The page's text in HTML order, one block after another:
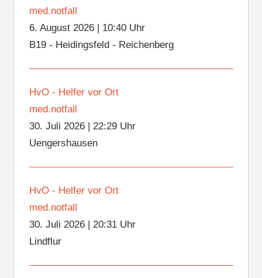
med.notfall
6. August 2026| 10:40 Uhr
B19 - Heidingsfeld - Reichenberg
HvO - Helfer vor Ort
med.notfall
30. Juli 2026| 22:29 Uhr
Uengershausen
HvO - Helfer vor Ort
med.notfall
30. Juli 2026| 20:31 Uhr
Lindflur